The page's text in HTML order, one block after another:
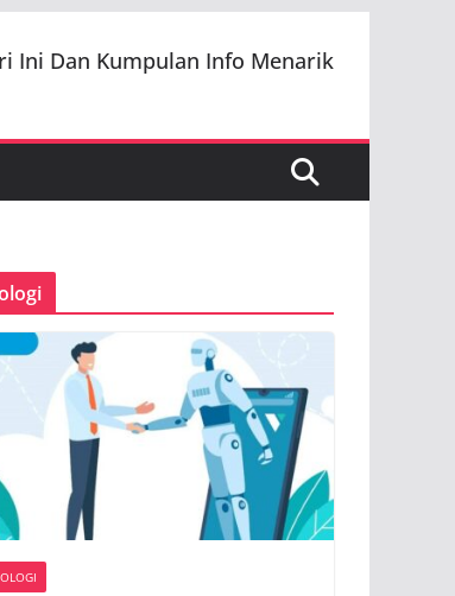
Ini Dan Kumpulan Info Menarik